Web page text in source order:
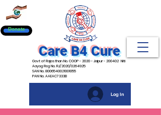
Donate
Care B4 Cure
Govt of Rajasthan No. COOP - 2020 - Jaipur - 200402 Niti
Aayog Reg No. RJ/2020/0264925
SAN No. 8006540021001055
PAN No. AAEAC7333B
Log In